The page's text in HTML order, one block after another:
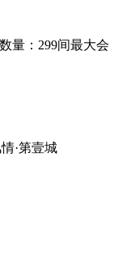
量：299间最大会
·第壹城